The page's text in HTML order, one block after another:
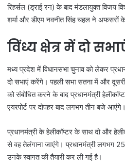
रिहर्सल (ड्राई रन) के बाद मंडलायुक्त विजय
शर्मा और डीएम नवनीत सिंह चहल ने अफसरों
विंध्य क्षेत्र में दो
मध्य प्रदेश में विधानसभा चुनाव को लेकर
दो सभाएं करेंगे। पहली सभा सतना में और दूसरी
को संबोधित करने के बाद प्रधानमंत्री
एयरपोर्ट पर दोपहर बाद लगभग तीन बजे आएंगे।
प्रधानमंत्री के हेलीकॉप्टर के साथ दो और
से वह तेलंगाना जाएंगे। प्रधानमंत्री लगभग 25
उनके स्वागत की तैयारी कर ली गई है।